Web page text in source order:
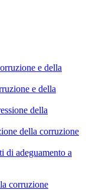
e della
e della
della
della corruzione
di adeguamento a
corruzione